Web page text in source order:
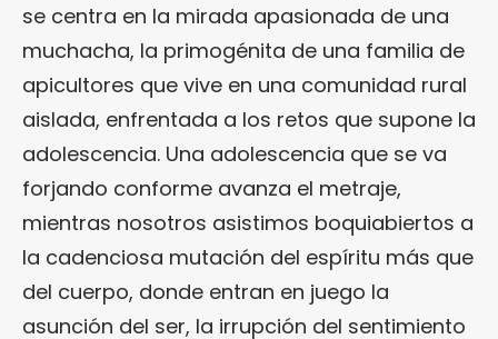
se centra en la mirada apasionada de una
muchacha, la primogénita de una familia de
apicultores que vive en una comunidad rural
aislada, enfrentada a los retos que supone la
adolescencia. Una adolescencia que se va
forjando conforme avanza el metraje,
mientras nosotros asistimos boquiabiertos a
la cadenciosa mutación del espíritu más que
del cuerpo, donde entran en juego la
asunción del ser, la irrupción del sentimiento